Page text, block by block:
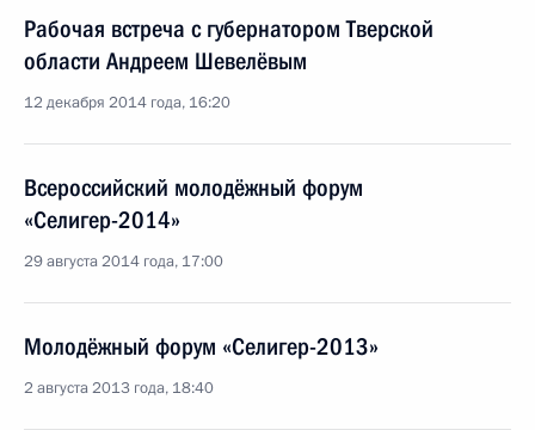
Рабочая встреча с губернатором Тверской
области Андреем Шевелёвым
12 декабря 2014 года, 16:20
Всероссийский молодёжный форум
«Селигер-2014»
29 августа 2014 года, 17:00
Молодёжный форум «Селигер-2013»
2 августа 2013 года, 18:40